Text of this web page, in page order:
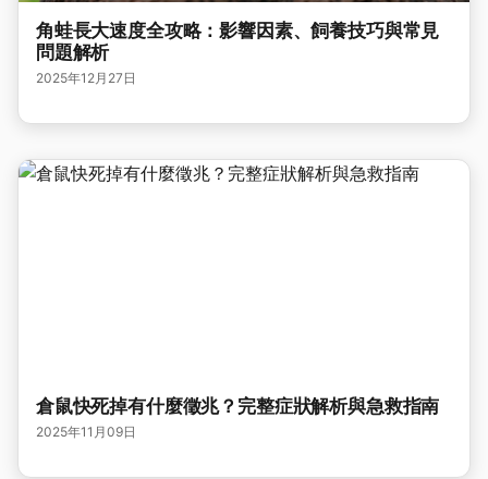
角蛙長大速度全攻略：影響因素、飼養技巧與常見
問題解析
2025年12月27日
倉鼠快死掉有什麼徵兆？完整症狀解析與急救指南
2025年11月09日